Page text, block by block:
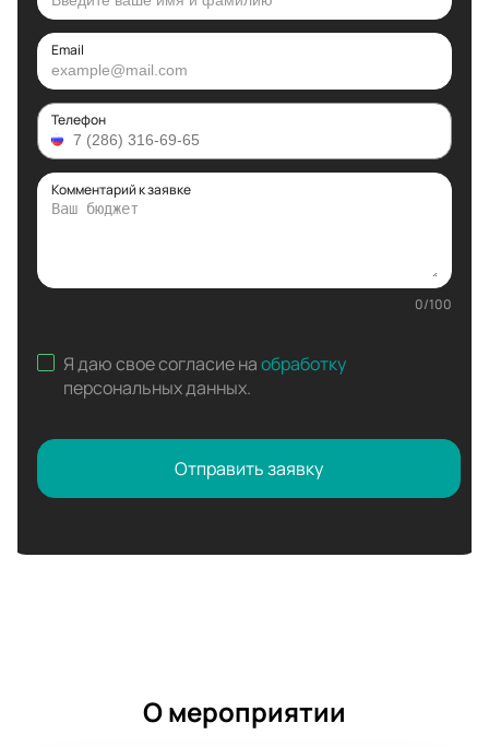
Email
Телефон
Комментарий к заявке
0/100
Я даю свое согласие наобработку
персональных данных.
Отправить заявку
О мероприятии